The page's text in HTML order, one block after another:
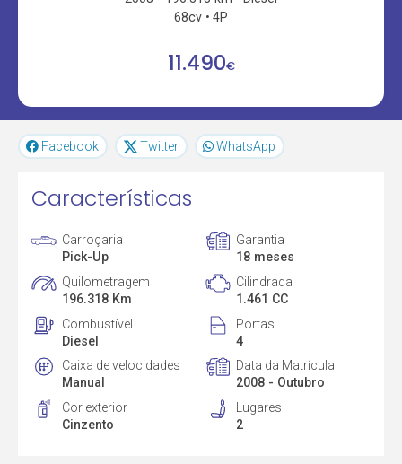
68cv
4P
11.490€
Facebook Twitter WhatsApp
Características
Carroçaria
Pick-Up
Garantia
18 meses
Quilometragem
196.318 Km
Cilindrada
1.461 CC
Combustível
Diesel
Portas
4
Caixa de velocidades
Manual
Data da Matrícula
2008 - Outubro
Cor exterior
Cinzento
Lugares
2